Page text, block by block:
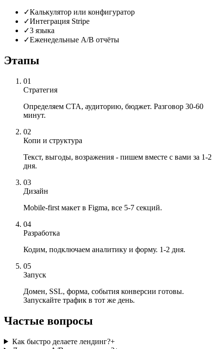
✓Калькулятор или конфигуратор
✓Интеграция Stripe
✓3 языка
✓Еженедельные A/B отчёты
Этапы
01
Стратегия
Определяем CTA, аудиторию, бюджет. Разговор 30-60
минут.
02
Копи и структура
Текст, выгоды, возражения - пишем вместе с вами за 1-2
дня.
03
Дизайн
Mobile-first макет в Figma, все 5-7 секций.
04
Разработка
Кодим, подключаем аналитику и форму. 1-2 дня.
05
Запуск
Домен, SSL, форма, события конверсии готовы.
Запускайте трафик в тот же день.
Частые вопросы
Как быстро делаете лендинг?+